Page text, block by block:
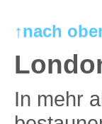
↑nach
In mehr